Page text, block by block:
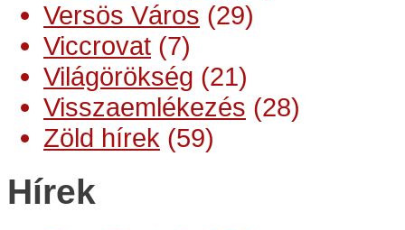
Versös Város (29)
Viccrovat (7)
Világörökség (21)
Visszaemlékezés (28)
Zöld hírek (59)
Hírek